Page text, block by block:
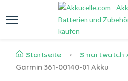
Startseite Smartwatch
Garmin 361-00140-01 Akku